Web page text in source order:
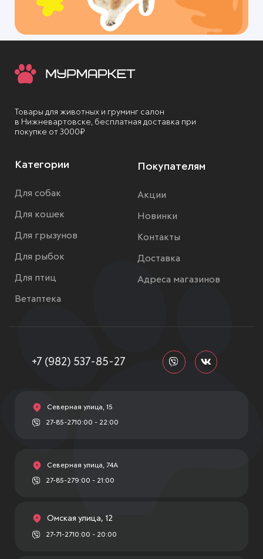
Товары для животных и груминг салон
в Нижневартовске, бесплатная доставка при
покупке от 3000₽
Категории
Для собак
Для кошек
Для грызунов
Для рыбок
Для птиц
Ветаптека
Покупателям
Акции
Новинки
Контакты
Доставка
Адреса магазинов
+7 (982) 537-85-27
Северная улица, 15
27-85-2710:00 - 22:00
Северная улица, 74А
27-85-279:00 - 21:00
Омская улица, 12
27-71-2710:00 - 20:00